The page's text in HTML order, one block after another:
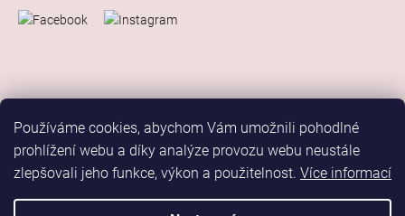
Používáme cookies, abychom Vám umožnili pohodlné
prohlížení webu a díky analýze provozu webu neustále
zlepšovali jeho funkce, výkon a použitelnost. Více informací
Vytvořil Shoptet